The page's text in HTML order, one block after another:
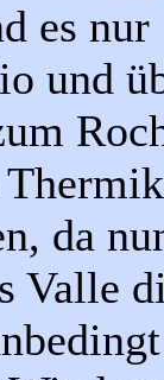
es
und
da
Valle